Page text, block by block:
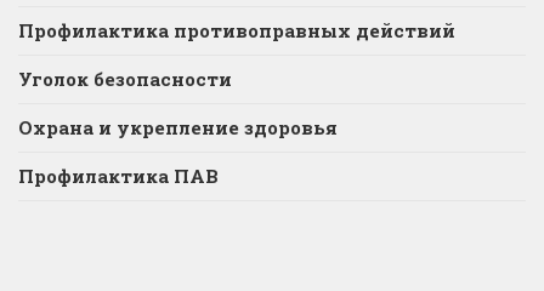
Профилактика противоправных действий
Уголок безопасности
Охрана и укрепление здоровья
Профилактика ПАВ